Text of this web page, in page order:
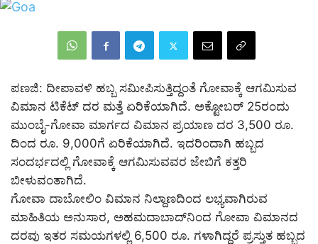
ಪಣಜಿ: ದೀಪಾವಳಿ ಹಬ್ಬ ಸಮೀಪಿಸುತ್ತಿದ್ದಂತೆ ಗೋವಾಕ್ಕೆ ಆಗಮಿಸುವ
ವಿಮಾನ ಟಿಕೆಟ್ ದರ ಮತ್ತೆ ಏರಿಕೆಯಾಗಿದೆ. ಅಕ್ಟೋಬರ್ 25ರಂದು
ಮುಂಬೈ-ಗೋವಾ ಮಾರ್ಗದ ವಿಮಾನ ಪ್ರಯಾಣ ದರ 3,500 ರೂ.
ದಿಂದ ರೂ. 9,000ಗೆ ಏರಿಕೆಯಾಗಿದೆ. ಇದರಿಂದಾಗಿ ಹಬ್ಬದ
ಸಂದರ್ಭದಲ್ಲಿ ಗೋವಾಕ್ಕೆ ಆಗಮಿಸುವವರ ಜೇಬಿಗೆ ಕತ್ತರಿ
ಬೀಳುವಂತಾಗಿದೆ.
ಗೋವಾ ದಾಬೋಲಿಂ ವಿಮಾನ ನಿಲ್ದಾಣದಿಂದ ಲಭ್ಯವಾಗಿರುವ
ಮಾಹಿತಿಯ ಅನುಸಾರ, ಅಹಮದಾಬಾದ್‌ನಿಂದ ಗೋವಾ ವಿಮಾನದ
ದರವು ಇತರ ಸಮಯಗಳಲ್ಲಿ 6,500 ರೂ. ಗಳಾಗಿದ್ದರೆ ಪ್ರಸ್ತುತ ಹಬ್ಬದ